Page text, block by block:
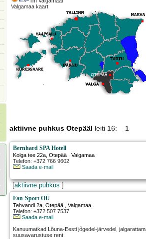
Valgamaa kaart
aktiivne puhkus Otepääl leiti 16: 1
Bernhard SPA Hotell
Kolga tee 22a ,Otepää , Valgamaa
Telefon: +372 766 9602
Saada e-mail
[aktiivne puhkus ]
Fan-Sport OÜ
Tehvandi 2a ,Otepää , Valgamaa
Telefon: +372 507 7537
Saada e-mail
Kanuumatkad Lõuna-Eesti jõgedel-järvedel,
suusavarustuse rent.